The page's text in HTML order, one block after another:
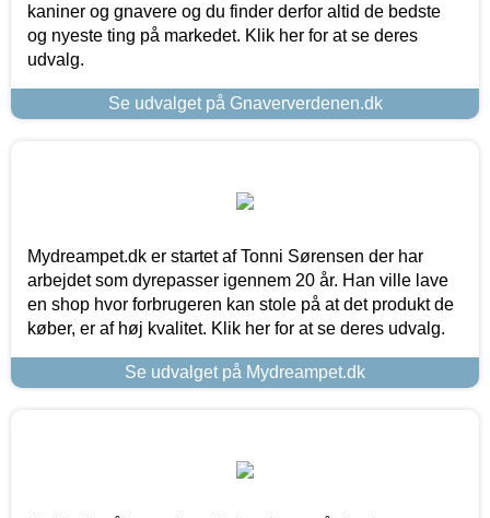
kaniner og gnavere og du finder derfor altid de bedste
og nyeste ting på markedet. Klik her for at se deres
udvalg.
Se udvalget på Gnaververdenen.dk
Mydreampet.dk er startet af Tonni Sørensen der har
arbejdet som dyrepasser igennem 20 år. Han ville lave
en shop hvor forbrugeren kan stole på at det produkt de
køber, er af høj kvalitet. Klik her for at se deres udvalg.
Se udvalget på Mydreampet.dk